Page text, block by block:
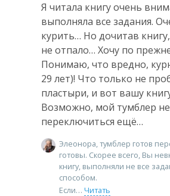
Я читала книгу очень
выполняла все задания.
курить… Но дочитав
не отпало… Хочу по
Понимаю, что вредно,
29 лет)! Что только не
пластыри, и вот вашу
Возможно, мой тумблер
переключиться ещё…
Элеонора, тумблер готов
готовы. Скорее всего, Вы
книгу, выполняли не все
способом.
Если
Читать